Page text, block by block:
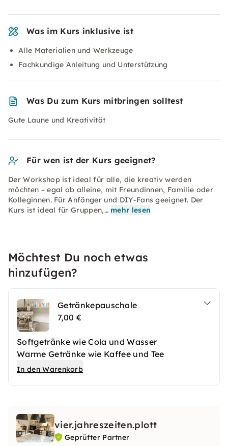
Was im Kurs inklusive ist
Alle Materialien und Werkzeuge
Fachkundige Anleitung und Unterstützung
Was Du zum Kurs mitbringen solltest
Gute Laune und Kreativität
Für wen ist der Kurs geeignet?
Der Workshop ist ideal für alle, die kreativ werden
möchten – egal ob alleine, mit Freundinnen, Familie oder
Kolleginnen. Für Anfänger und DIY-Fans geeignet. Der
Kurs ist ideal für Gruppen,… mehr lesen
Möchtest Du noch etwas
hinzufügen?
Getränkepauschale
7,00 €
Softgetränke wie Cola und Wasser
Warme Getränke wie Kaffee und Tee
In den Warenkorb
vier.jahreszeiten.plott
Geprüfter Partner